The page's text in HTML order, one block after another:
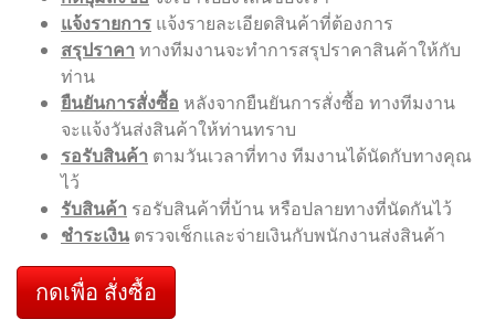
แจ้งรายการ แจ้งรายละเอียดสินค้าที่ต้องการ
สรุปราคา ทางทีมงานจะทำการสรุปราคาสินค้าให้กับ
ท่าน
ยืนยันการสั่งซื้อ หลังจากยืนยันการสั่งซื้อ ทางทีมงาน
จะแจ้งวันส่งสินค้าให้ท่านทราบ
รอรับสินค้า ตามวันเวลาที่ทาง ทีมงานได้นัดกับทางคุณ
ไว้
รับสินค้า รอรับสินค้าที่บ้าน หรือปลายทางที่นัดกันไว้
ชำระเงิน ตรวจเช็กและจ่ายเงินกับพนักงานส่งสินค้า
กดเพื่อ สั่งซื้อ